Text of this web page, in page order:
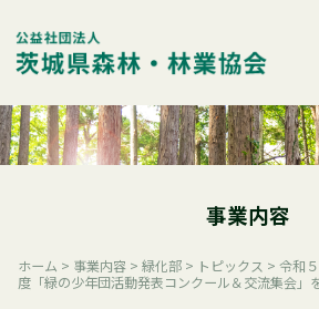
content
事業内容
ホーム > 事業内容 > 緑化部 > トピックス > 令和
度「緑の少年団活動発表コンクール＆交流集会」